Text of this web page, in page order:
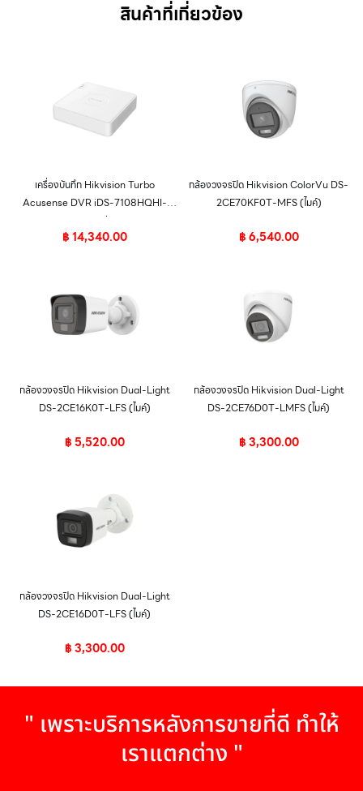
สินค้าที่เกี่ยวข้อง
เครื่องบันทึก Hikvision Turbo
Acusense DVR iDS-7108HQHI-
M1/S 8ช่อง
฿14,340.00
กล้องวงจรปิด Hikvision ColorVu DS-
2CE70KF0T-MFS (ไมค์)
฿6,540.00
กล้องวงจรปิด Hikvision Dual-Light
DS-2CE16K0T-LFS (ไมค์)
฿5,520.00
กล้องวงจรปิด Hikvision Dual-Light
DS-2CE76D0T-LMFS (ไมค์)
฿3,300.00
กล้องวงจรปิด Hikvision Dual-Light
DS-2CE16D0T-LFS (ไมค์)
฿3,300.00
" เพราะบริการหลังการขายที่ดี ทำให้
เราแตกต่าง "